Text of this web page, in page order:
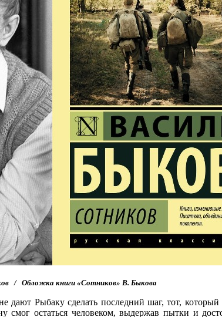
/ Обложка книги «Сотников» В. Быкова
дают Рыбаку сделать последний шаг, тот,
остаться человеком, выдержав пытки и